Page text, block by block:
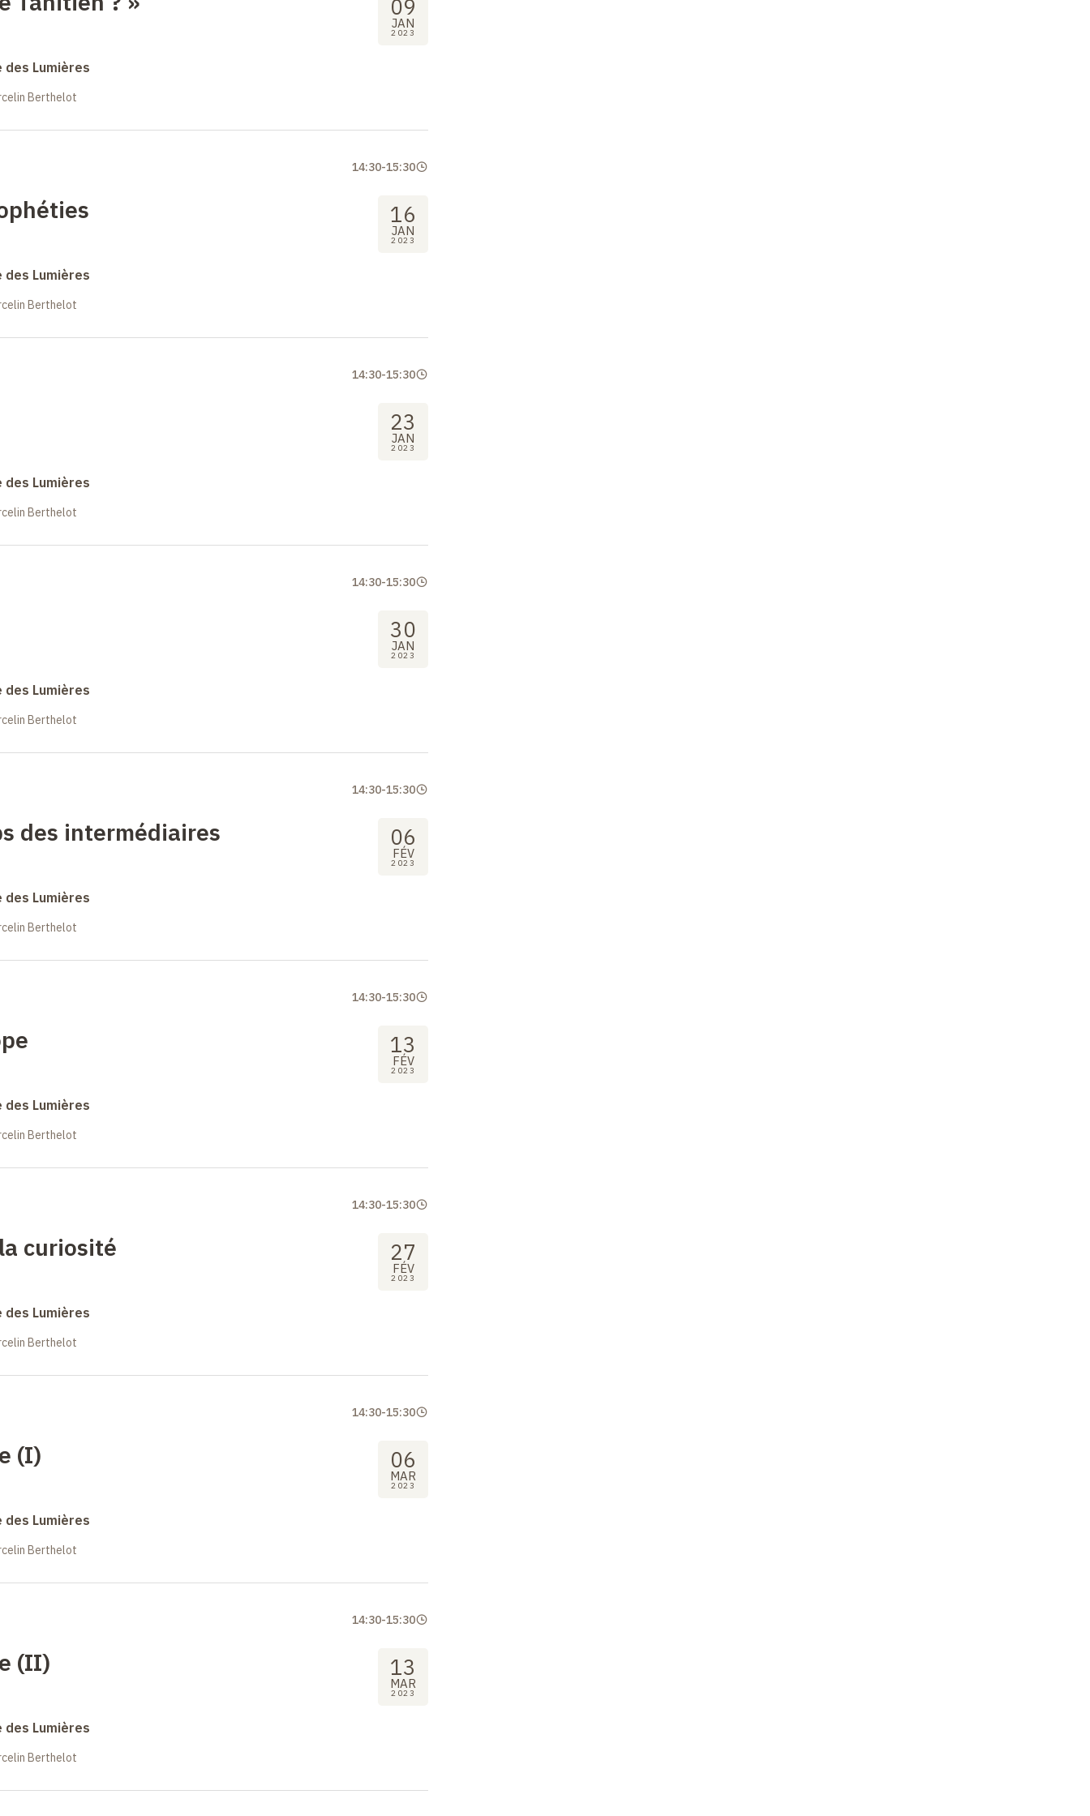
09
JAN
2023
des Lumières
Berthelot
16
JAN
2023
14:30-15:30
des Lumières
Berthelot
23
JAN
2023
14:30-15:30
des Lumières
Berthelot
30
JAN
2023
14:30-15:30
des Lumières
Berthelot
des intermédiaires 06
FÉV
2023
14:30-15:30
des Lumières
Berthelot
13
FÉV
2023
14:30-15:30
des Lumières
Berthelot
curiosité 27
FÉV
2023
14:30-15:30
des Lumières
Berthelot
(I) 06
MAR
2023
14:30-15:30
des Lumières
Berthelot
(II) 13
MAR
2023
14:30-15:30
des Lumières
Berthelot